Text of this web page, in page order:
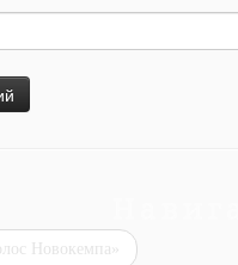
Новокемпа»